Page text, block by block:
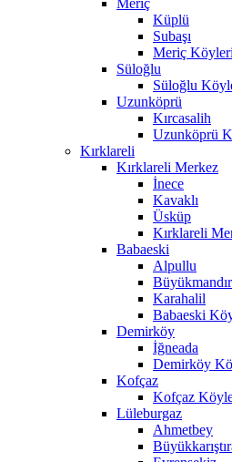
Meriç
Küplü
Subaşı
Meriç Köyleri
Süloğlu
Süloğlu
Uzunköprü
Kırcasalih
Uzunköprü
Kırklareli
Kırklareli Merkez
İnece
Kavaklı
Üsküp
Kırklareli
Babaeski
Alpullu
Karahalil
Babaeski
Demirköy
İğneada
Demirköy
Kofçaz
Kofçaz
Lüleburgaz
Ahmetbey